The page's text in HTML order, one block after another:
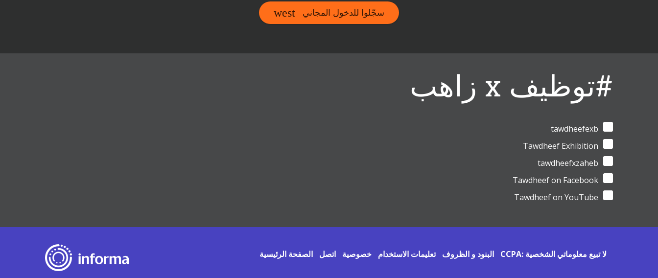
سجّلوا للدخول المجاني
#توظيف x زاهب
tawdheefexb
Tawdheef Exhibition
tawdheefxzaheb
Tawdheef on Facebook
Tawdheef on YouTube
الصفحة الرئيسية اتصل خصوصية تعليمات الاستخدام البنود و الظروف CCPA: لا تبيع معلوماتي الشخصية